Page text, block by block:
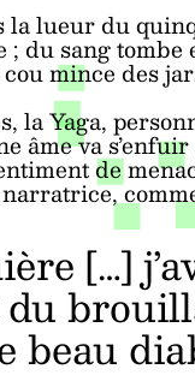
lueur du
; du sang
mince des
la Yaga,
âme va
de
[…]
beau